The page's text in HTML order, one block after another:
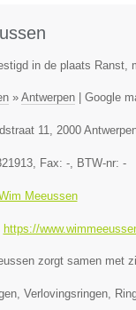
in de plaats Ranst,
» Antwerpen| Google
11, 2000
, Fax: -, BTW-nr: -
Meeussen
https://
zorgt samen met
Verlovingsringen,